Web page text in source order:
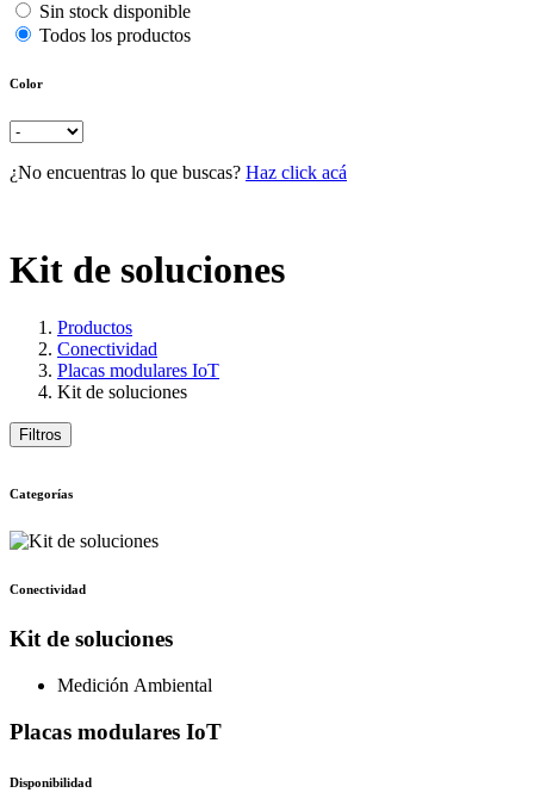
Sin stock disponible
Todos los productos
Color
¿No encuentras lo que buscas? Haz click acá
Kit de soluciones
Productos
Conectividad
Placas modulares IoT
Kit de soluciones
Filtros
Categorías
Conectividad
Kit de soluciones
Medición Ambiental
Placas modulares IoT
Disponibilidad